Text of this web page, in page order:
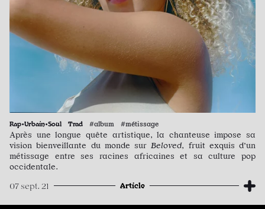
Rap•Urbain•Soul Trad #album #métissage
Après une longue quête artistique, la chanteuse impose sa
vision bienveillante du monde sur Beloved, fruit exquis d’un
métissage entre ses racines africaines et sa culture pop
occidentale.
07 sept. 21 Article